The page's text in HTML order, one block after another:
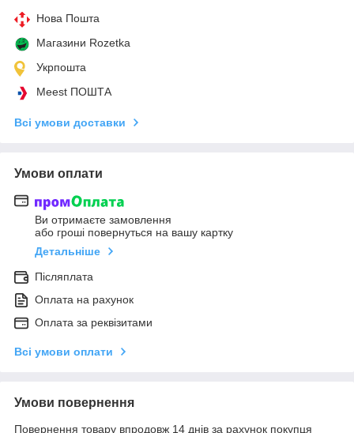
Нова Пошта
Магазини Rozetka
Укрпошта
Meest ПОШТА
Всі умови доставки
Умови оплати
Ви отримаєте замовлення
або гроші повернуться на вашу картку
Детальніше
Післяплата
Оплата на рахунок
Оплата за реквізитами
Всі умови оплати
Умови повернення
Повернення товару впродовж 14 днів за рахунок покупця